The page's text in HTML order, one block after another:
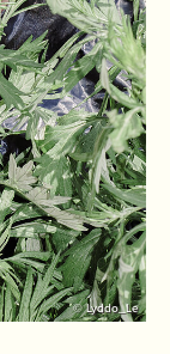
© Lyddo_Le